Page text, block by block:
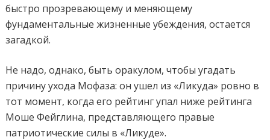
быстро прозревающему и меняющему
фундаментальные жизненные убеждения, остается
загадкой.
Не надо, однако, быть оракулом, чтобы угадать
причину ухода Мофаза: он ушел из «Ликуда» ровно в
тот момент, когда его рейтинг упал ниже рейтинга
Моше Фейглина, представляющего правые
патриотические силы в «Ликуде».